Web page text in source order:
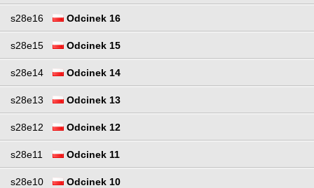
s28e16 Odcinek 16
s28e15 Odcinek 15
s28e14 Odcinek 14
s28e13 Odcinek 13
s28e12 Odcinek 12
s28e11 Odcinek 11
s28e10 Odcinek 10